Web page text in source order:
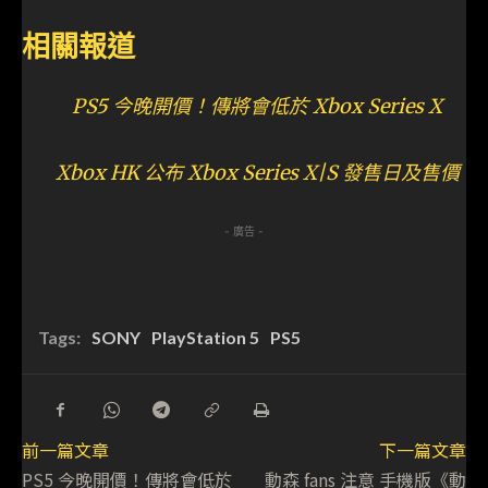
相關報道
PS5 今晚開價！傳將會低於 Xbox Series X
Xbox HK 公布 Xbox Series X|S 發售日及售價
- 廣告 -
Tags: SONY PlayStation 5 PS5
前一篇文章
PS5 今晚開價！傳將會低於
下一篇文章
動森 fans 注意 手機版《動